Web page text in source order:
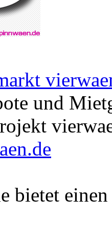
und
bietet